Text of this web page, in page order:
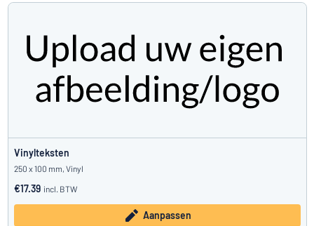
Vinylteksten
250 x 100 mm, Vinyl
€17.39 incl. BTW
Aanpassen